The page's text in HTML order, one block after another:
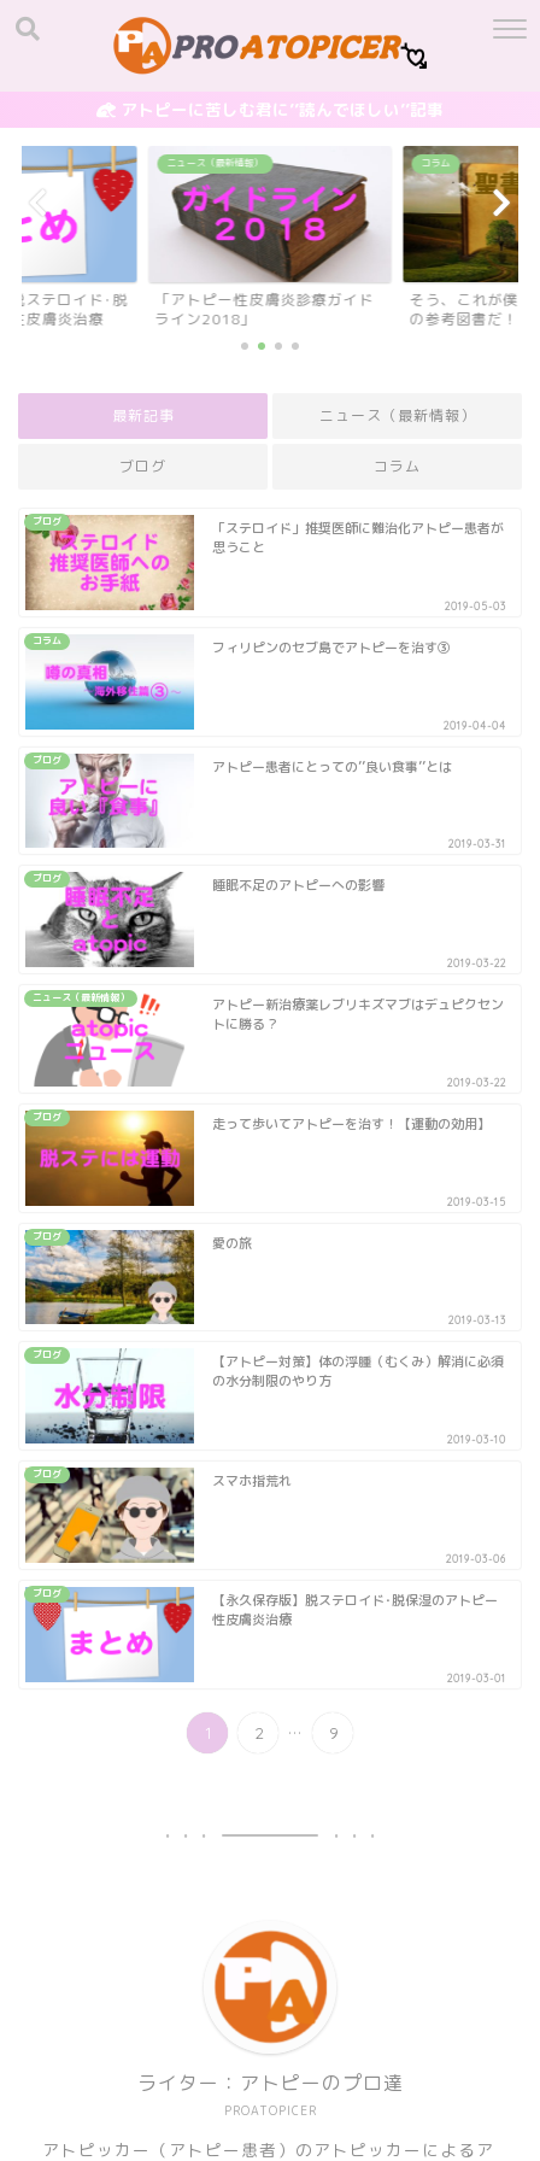
アトピーに苦しむ君に’’読んでほしい’’記事
脱ステロイド･脱
性皮膚炎治療
ニュース（最新情報）
「アトピー性皮膚炎診療ガイド
ライン2018」
コラム
そう、これが僕
の参考図書だ！
最新記事 ニュース（最新情報）
ブログ コラム
ブログ
「ステロイド」推奨医師に難治化アトピー患者が
思うこと
2019-05-03
コラム フィリピンのセブ島でアトピーを治す③
2019-04-04
ブログ アトピー患者にとっての’’良い食事’’とは
2019-03-31
ブログ 睡眠不足のアトピーへの影響
2019-03-22
ニュース（最新情報）
アトピー新治療薬レブリキズマブはデュピクセン
トに勝る？
2019-03-22
ブログ 走って歩いてアトピーを治す！【運動の効用】
2019-03-15
ブログ 愛の旅
2019-03-13
ブログ
【アトピー対策】体の浮腫（むくみ）解消に必須
の水分制限のやり方
2019-03-10
ブログ スマホ指荒れ
2019-03-06
ブログ
【永久保存版】脱ステロイド･脱保湿のアトピー
性皮膚炎治療
2019-03-01
1 2 ... 9
PROATOPICER
ライター：アトピーのプロ達
アトピッカー（アトピー患者）のアトピッカーによるア